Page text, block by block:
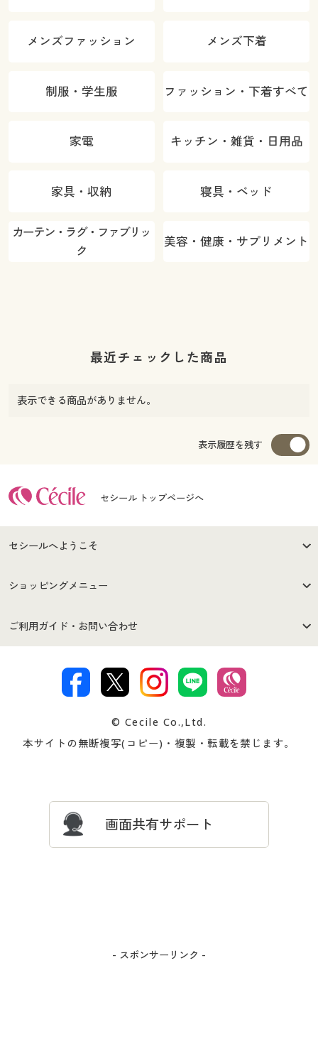
メンズファッション メンズ下着
制服・学生服 ファッション・下着すべて
家電 キッチン・雑貨・日用品
家具・収納 寝具・ベッド
カーテン・ラグ・ファブリッ
ク
美容・健康・サプリメント
最近チェックした商品
表示できる商品がありません。
表示履歴を残す
セシール トップページへ
セシールへようこそ
はじめての方へ
セシールご利用規約
著作権・商標について 会社案内
ショッピングメニュー
商品カテゴリ
プレゼント＆キャンペーン サイトマップ
ご利用ガイド・お問い合わせ
交換・返品は お支払は
ついて
忘れの場合
© Cecile Co.,Ltd.
本サイトの無断複写(コピー)・複製・転載を禁じます。
画面共有サポート
- スポンサーリンク -